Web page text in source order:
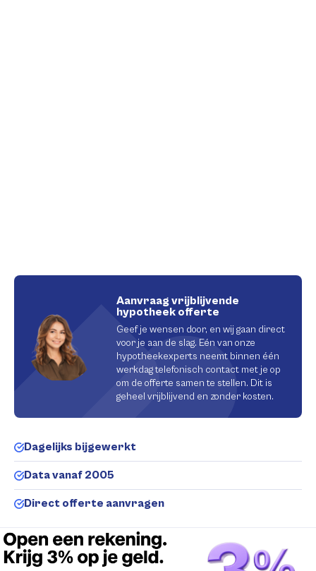
Aanvraag vrijblijvende
hypotheek offerte
Geef je wensen door, en wij gaan direct
voor je aan de slag. Eén van onze
hypotheekexperts neemt binnen één
werkdag telefonisch contact met je op
om de offerte samen te stellen. Dit is
geheel vrijblijvend en zonder kosten.
Dagelijks bijgewerkt
Data vanaf 2005
Direct offerte aanvragen